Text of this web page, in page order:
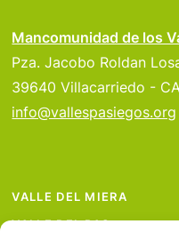
Mancomunidad de los
Pza. Jacobo Roldan
39640 Villacarriedo -
info@vallespasiegos.org
VALLE DEL MIERA
VALLE DEL PAS